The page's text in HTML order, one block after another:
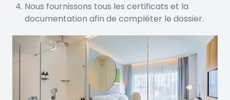
Nous fournissons tous les certificats et la
documentation afin de compléter le dossier.